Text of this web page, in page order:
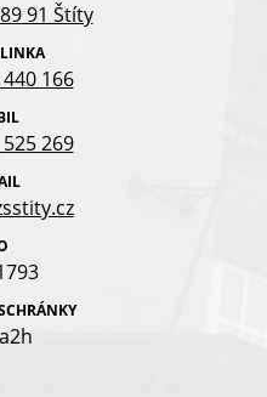
91 Štíty
166
269